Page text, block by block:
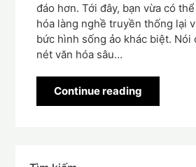
đáo hơn. Tới đây, bạn vừa có
hóa làng nghề truyền thống lại
bức hình sống ảo khác biệt. Nói
nét văn hóa sâu…
Continue reading